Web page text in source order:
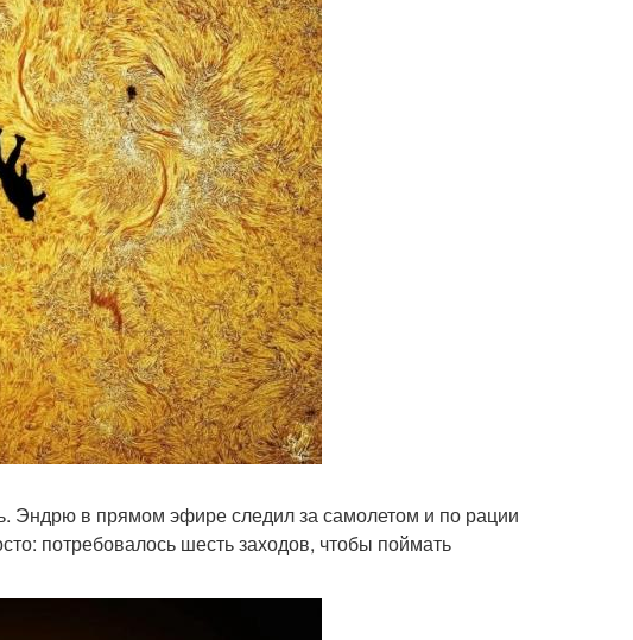
Эндрю в прямом эфире следил за самолетом и по рации
потребовалось шесть заходов, чтобы поймать